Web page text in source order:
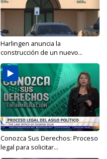
Harlingen anuncia la
construcción de un nuevo...
Conozca Sus Derechos: Proceso
legal para solicitar...